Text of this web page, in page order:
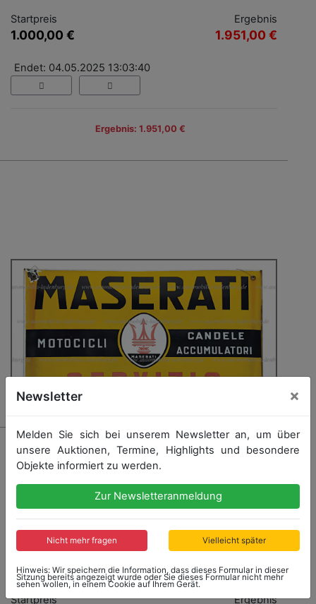
Startpreis
1.000,00 €
Ergebnis
1.951,00 €
Endet: 04.05.2025 13:03:40
Ergebnis: 1.951,00 €
24 - MASERATI
50er/60er Jahre, original Maserati Emailleschild, guter
Zustand, 60x78cm, selten
Startpreis: 2.500,00 €
Startpreis Ergebnis
Newsletter ×
Melden Sie sich bei unserem Newsletter an, um über
unsere Auktionen, Termine, Highlights und besondere
Objekte informiert zu werden.
Zur Newsletteranmeldung
Nicht mehr fragen Vielleicht später
Hinweis: Wir speichern die Information, dass dieses Formular in dieser
Sitzung bereits angezeigt wurde oder Sie dieses Formular nicht mehr
sehen wollen, in einem Cookie auf Ihrem Gerät.